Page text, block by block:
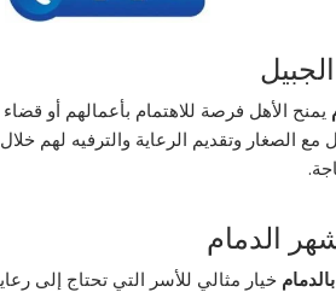
يمنح الأهل فرصة للاهتمام بأعمالهم أو
الصغار وتقديم الرعاية والترفيه لهم
الدمام
خيار مثالي للأسر التي تحتاج إلى